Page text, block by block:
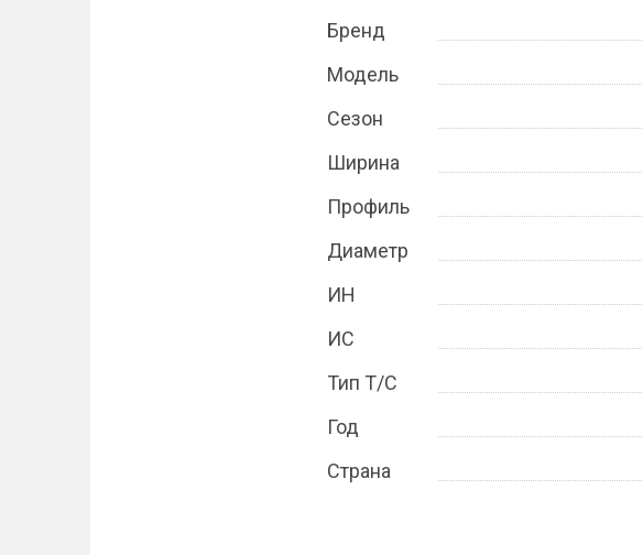
Бренд
Модель
Сезон
Ширина
Профиль
Диаметр
ИН
ИС
Тип Т/С
Год
Страна